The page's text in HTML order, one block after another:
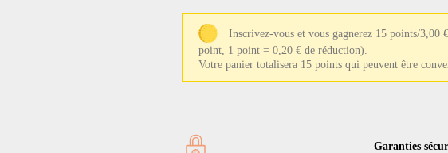
Inscrivez-vous et vous gagnerez 15 points/3,00 €
point, 1 point = 0,20 € de réduction).
Votre panier totalisera 15 points qui peuvent être
Garanties